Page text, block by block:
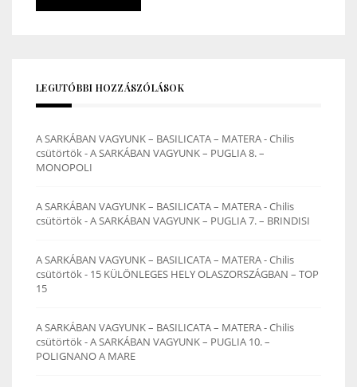
LEGUTÓBBI HOZZÁSZÓLÁSOK
A SARKÁBAN VAGYUNK – BASILICATA – MATERA - Chilis
csütörtök-A SARKÁBAN VAGYUNK – PUGLIA 8. –
MONOPOLI
A SARKÁBAN VAGYUNK – BASILICATA – MATERA - Chilis
csütörtök-A SARKÁBAN VAGYUNK – PUGLIA 7. – BRINDISI
A SARKÁBAN VAGYUNK – BASILICATA – MATERA - Chilis
csütörtök- 15 KÜLÖNLEGES HELY OLASZORSZÁGBAN – TOP
15
A SARKÁBAN VAGYUNK – BASILICATA – MATERA - Chilis
csütörtök-A SARKÁBAN VAGYUNK – PUGLIA 10. –
POLIGNANO A MARE